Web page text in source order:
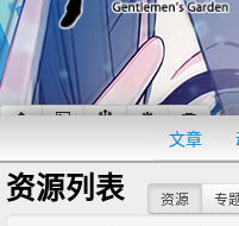
文章
资源列表 资源 专